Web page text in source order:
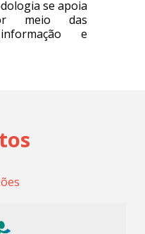
se apoia
meio das
e